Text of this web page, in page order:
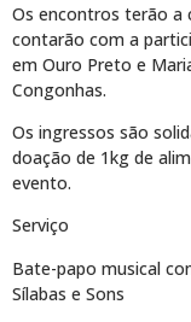
Os encontros terão a
contarão com a
em Ouro Preto e
Congonhas.
Os ingressos são
doação de 1kg de
evento.
Serviço
Bate-papo musical
Sílabas e Sons